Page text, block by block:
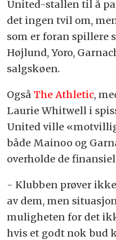
United-stallen til å
det ingen tvil om,
som er foran spillere
Højlund, Yoro,
salgskøen.
Også The Athletic,
Laurie Whitwell i
United ville
både Mainoo og
overholde de
- Klubben prøver
av dem, men
muligheten for det
hvis et godt nok bud